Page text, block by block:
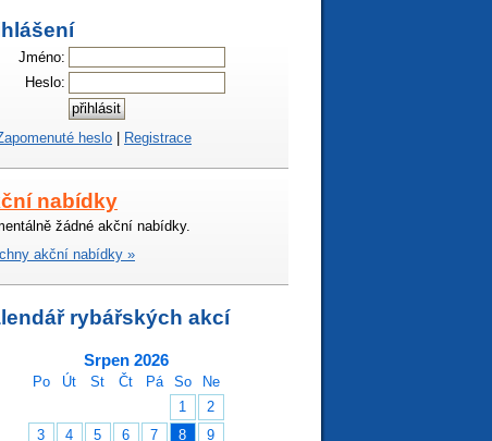
Jméno:
Heslo:
heslo | Registrace
nabídky
žádné akční nabídky.
akční nabídky »
rybářských akcí
Srpen 2026
Po Út St Čt Pá So
Ne
1
2
3
4 5 6 7 8 9